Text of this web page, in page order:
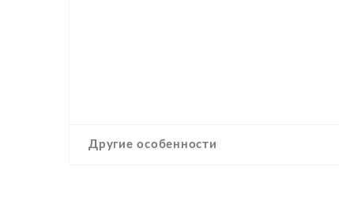
Другие особенности